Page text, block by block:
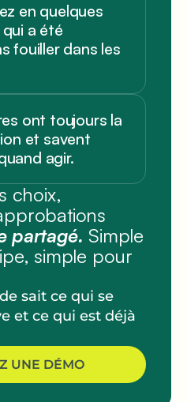
en quelques
a été
fouiller dans les
ont toujours la
et savent
agir.
choix,
partagé. Simple
simple pour
sait ce qui se
et ce qui est déjà
UNE DÉMO